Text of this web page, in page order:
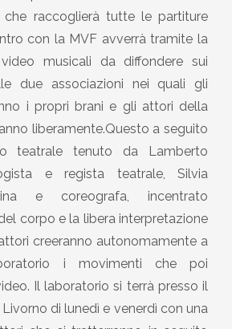
che raccoglierà tutte le partiture
con la MVF avverrà tramite la
musicali da diffondere sui
due associazioni nei quali gli
i propri brani e gli attori della
liberamente.Questo a seguito
teatrale tenuto da Lamberto
e regista teatrale, Silvia
e coreografa, incentrato
corpo e la libera interpretazione
creeranno autonomamente a
i movimenti che poi
Il laboratorio si terrà presso il
di lunedì e venerdì con una